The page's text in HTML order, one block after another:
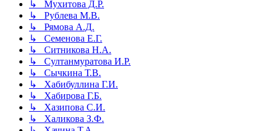
↳ Мухитова Д.Р.
↳ Рублева М.В.
↳ Рямова А.Д.
↳ Семенова Е.Г.
↳ Ситникова Н.А.
↳ Султанмуратова И.Р.
↳ Сычкина Т.В.
↳ Хабибуллина Г.И.
↳ Хабирова Г.Б.
↳ Хазипова С.И.
↳ Халикова З.Ф.